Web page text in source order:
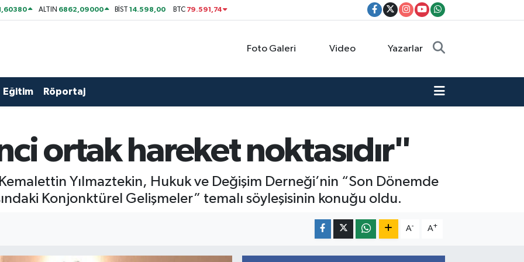
ALTIN 6862,09000 BİST14.598,00 BTC 79.591,74
Foto Galeri Video Yazarlar
Eğitim Röportaj
ortak hareket noktasıdır"
Yılmaztekin, Hukuk ve Değişim Derneği’nin “Son Dönemde
Konjonktürel Gelişmeler” temalı söyleşisinin konuğu oldu.
A- A+